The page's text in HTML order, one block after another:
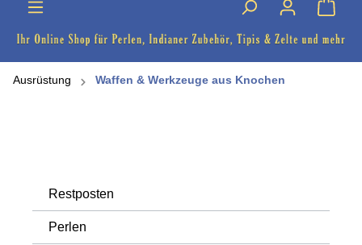
Ausrüstung Waffen & Werkzeuge aus Knochen
Restposten
Perlen